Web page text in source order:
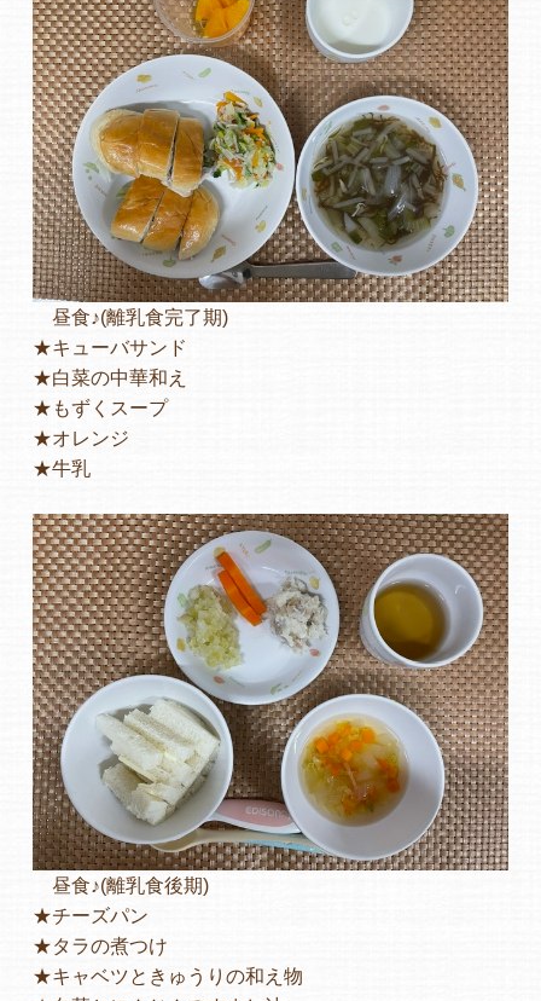
ヒーローズきっず園田
ヒーローズにしのみや保育園
ヒーローズ旭保育園
キッズ１ハート旭保育所
園の様子
お知らせ
昼食♪(離乳食完了期)
★キューバサンド
★白菜の中華和え
★もずくスープ
★オレンジ
★牛乳
昼食♪(離乳食後期)
★チーズパン
★タラの煮つけ
★キャベツときゅうりの和え物